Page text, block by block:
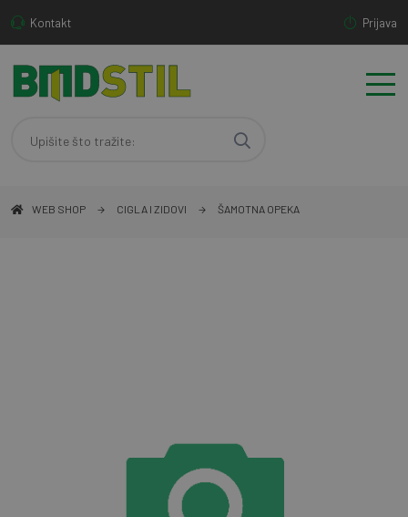
Kontakt Prijava
WEB SHOP CIGLA I ZIDOVI ŠAMOTNA OPEKA